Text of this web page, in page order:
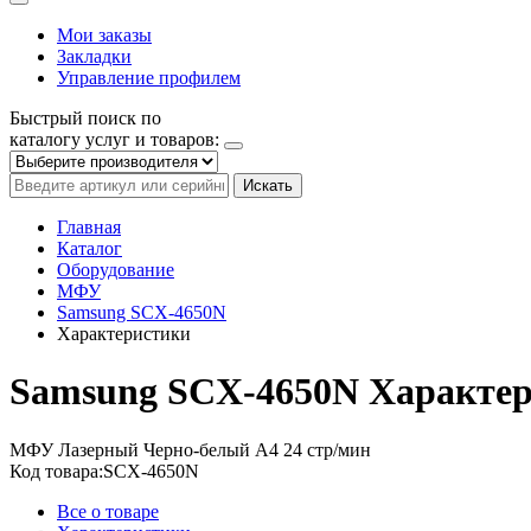
Мои заказы
Закладки
Управление профилем
Быстрый поиск по
каталогу услуг и товаров:
Искать
Главная
Каталог
Оборудование
МФУ
Samsung SCX-4650N
Характеристики
Samsung SCX-4650N
МФУ Лазерный Черно-белый A4 24 стр/мин
Код товара:SCX-4650N
Все о товаре